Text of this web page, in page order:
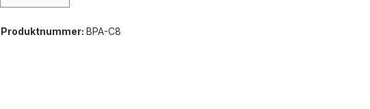
Produktnummer: BPA-C8